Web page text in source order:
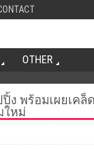
OTHER
ง พร้อมเผยเค
ใหม่